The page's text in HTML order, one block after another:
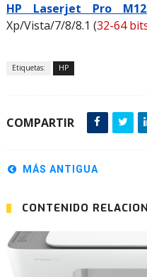
HP Laserjet Pro
Xp/Vista/7/8/8.1 (32-64
Etiquetas: HP
COMPARTIR
MÁS ANTIGUA
CONTENIDO